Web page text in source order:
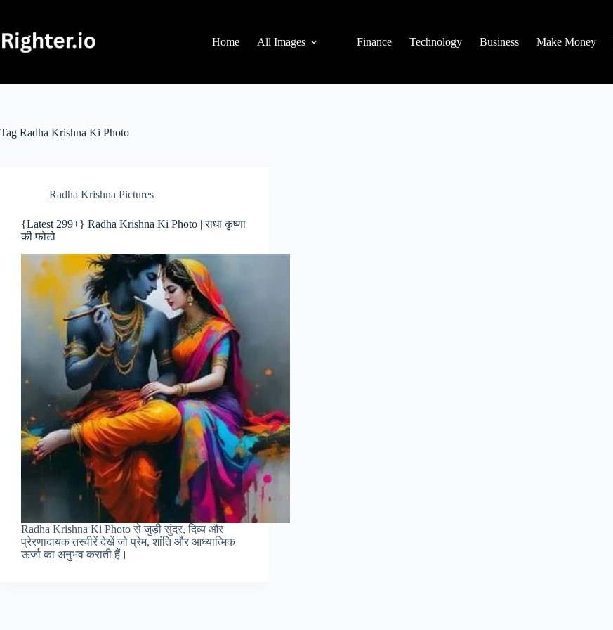
content
Home
All Images Finance Technology Business Make Money
Tag Radha Krishna Ki Photo
Radha Krishna Pictures
{Latest 299+} Radha Krishna Ki Photo | राधा कृष्णा
की फोटो
Radha Krishna Ki Photo से जुड़ी सुंदर, दिव्य और
प्रेरणादायक तस्वीरें देखें जो प्रेम, शांति और आध्यात्मिक
ऊर्जा का अनुभव कराती हैं।